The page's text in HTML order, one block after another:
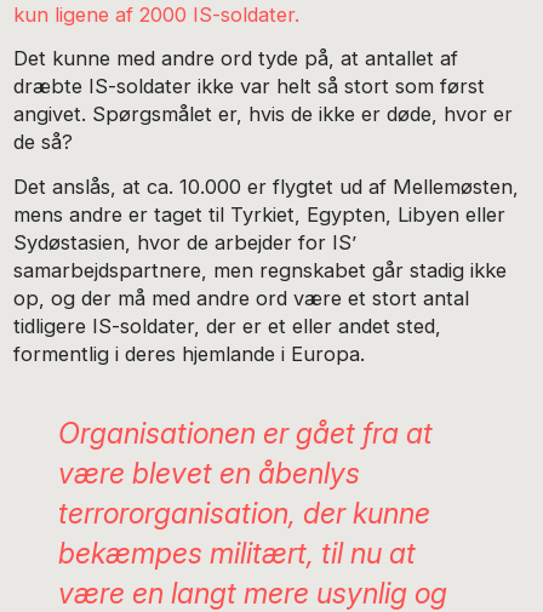
kun ligene af 2000 IS-soldater.
Det kunne med andre ord tyde på, at antallet af
dræbte IS-soldater ikke var helt så stort som først
angivet. Spørgsmålet er, hvis de ikke er døde, hvor er
de så?
Det anslås, at ca. 10.000 er flygtet ud af Mellemøsten,
mens andre er taget til Tyrkiet, Egypten, Libyen eller
Sydøstasien, hvor de arbejder for IS’
samarbejdspartnere, men regnskabet går stadig ikke
op, og der må med andre ord være et stort antal
tidligere IS-soldater, der er et eller andet sted,
formentlig i deres hjemlande i Europa.
Organisationen er gået fra at
være blevet en åbenlys
terrororganisation, der kunne
bekæmpes militært, til nu at
være en langt mere usynlig og